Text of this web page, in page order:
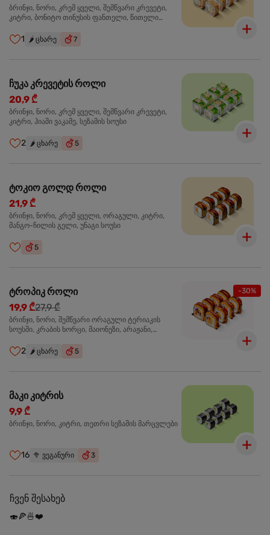
ბრინჯი, ნორი, კრემ ყველი, შემწვარი კრევეტი,
კიტრი, ბონიტო თინუსის ფანთელი, წითელი
1 🌶️ ცხარე 7
ჩუკა კრევეტის როლი
20,9 ₾
ბრინჯი, ნორი, კრემ ყველი, შემწვარი კრევეტი,
კიტრი, ჰიაში ვაკამე, სეზამის სოუსი
2 🌶️ ცხარე 5
ტოკიო გოლდ როლი
21,9 ₾
ბრინჯი, ნორი, კრემ ყველი, ორაგული, კიტრი,
მანგო-ჩილის გელი, უნაგი სოუსი
5
-30%
ტროპიკ როლი
19,9 ₾27,9 ₾
ბრინჯი, ნორი, შემწვარი ორაგული ტერიაკის
სოუსში, კრაბის ხორცი, მაიონეზი, არაჟანი,
სოუსი, მანგო-ჩილის გელი
2 🌶️ ცხარე 5
მაკი კიტრის
9,9 ₾
ბრინჯი, ნორი, კიტრი, თეთრი სეზამის მარცვლები
16 🥦 ვეგანური 3
ჩვენ შესახებ
🍣🍕🍜❤️